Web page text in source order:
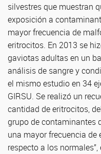
silvestres que muestran
exposición a
mayor frecuencia de
eritrocitos. En 2013 se
gaviotas adultas en un
análisis de sangre y
el mismo estudio en 34
GIRSU. Se realizó un
cantidad de eritrocitos,
grupo de contaminantes
una mayor frecuencia
respecto a los